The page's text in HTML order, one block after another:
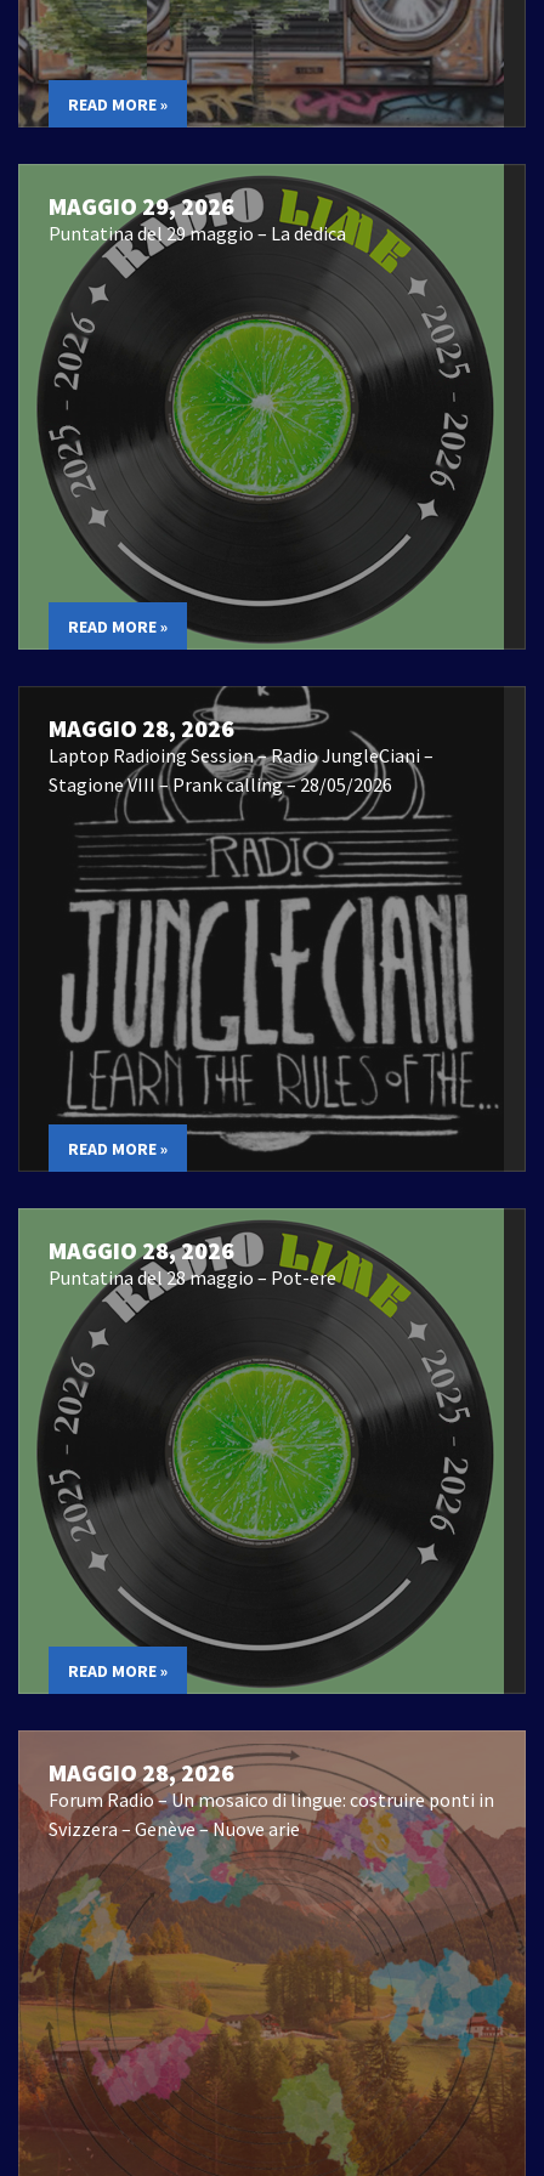
READ MORE »
MAGGIO 29, 2026
Puntatina del 29 maggio – La dedica
READ MORE »
MAGGIO 28, 2026
Laptop Radioing Session – Radio JungleCiani –
Stagione VIII – Prank calling – 28/05/2026
READ MORE »
MAGGIO 28, 2026
Puntatina del 28 maggio – Pot-ere
READ MORE »
MAGGIO 28, 2026
Forum Radio – Un mosaico di lingue: costruire ponti in
Svizzera – Genève – Nuove arie